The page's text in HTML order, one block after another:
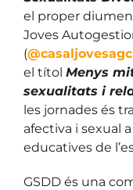
el proper
Joves
(
el títol Menys
sexualitats i
les jornades és
afectiva i sexual
educatives de
GSDD és una